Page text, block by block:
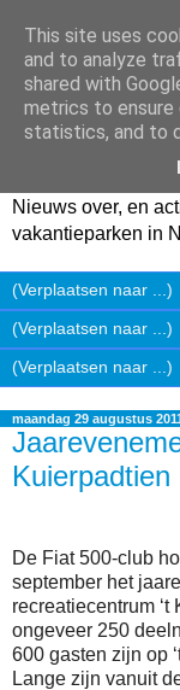
Nieuws over, en
vakantieparken in
maandag 29 augustus
Kuierpadtien
De Fiat 500-club
september het
recreatiecentrum
ongeveer 250
600 gasten zijn op
Lange zijn vanuit
This site uses
and to analyze
shared with
metrics to ensure
statistics, and to